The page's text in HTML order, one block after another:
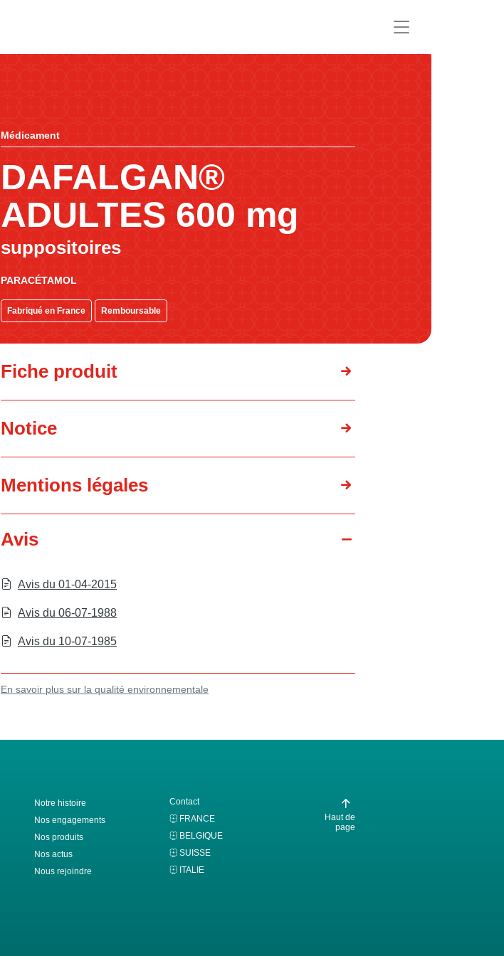
Médicament
DAFALGAN®
ADULTES 600 mg
suppositoires
PARACÉTAMOL
Fabriqué en France Remboursable
Fiche produit
Notice
Mentions légales
Avis
Avis du 01-04-2015
Avis du 06-07-1988
Avis du 10-07-1985
En savoir plus sur la qualité environnementale
Notre histoire
Nos engagements
Nos produits
Nos actus
Nous rejoindre
Contact
FRANCE
BELGIQUE
SUISSE
ITALIE
Haut de
page